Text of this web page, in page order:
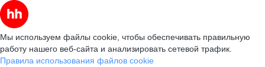
Мы используем файлы cookie, чтобы обеспечивать правильную
работу нашего веб-сайта и анализировать сетевой трафик.
Правила использования файлов cookie